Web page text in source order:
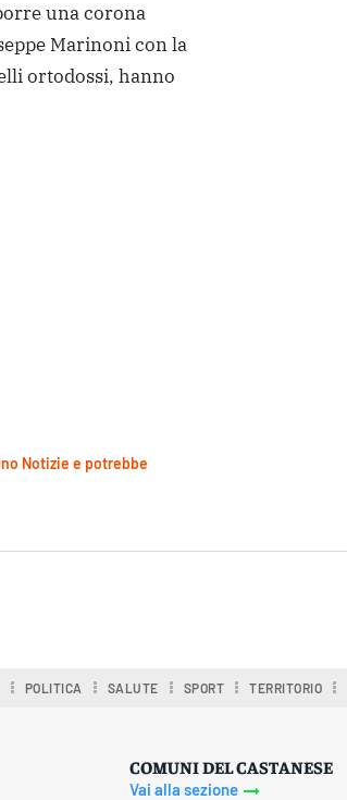
una corona
Marinoni con la
ortodossi, hanno
Notizie e potrebbe
POLITICA SALUTE SPORT TERRITORIO
COMUNI DEL CASTANESE
Vai alla sezione